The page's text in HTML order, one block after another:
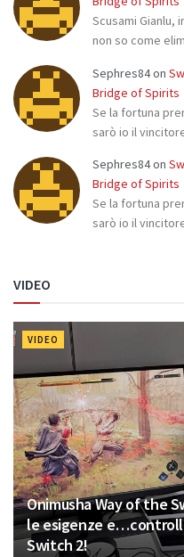
Scusami Gianlu,
non so come
Sephres84on
Bridge of Spirits
Se la fortuna
sarò io il
Sephres84on
Bridge of Spirits
Se la fortuna
sarò io il
VIDEO
VIDEO
Onimusha Way of the
le esigenze
Switch 2!